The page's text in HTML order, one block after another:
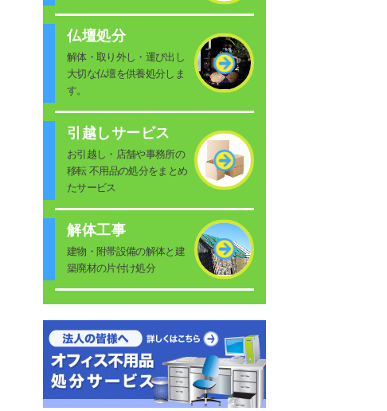
仏壇処分
解体・取り外し・運び出し
大切な仏壇を供養処分しま
す。
引越しサービス
お引越し・店舗や事務所の
移転 不用品の処分をまとめ
たサービス
解体工事
建物・附帯設備の解体と建
築廃材の片付け処分